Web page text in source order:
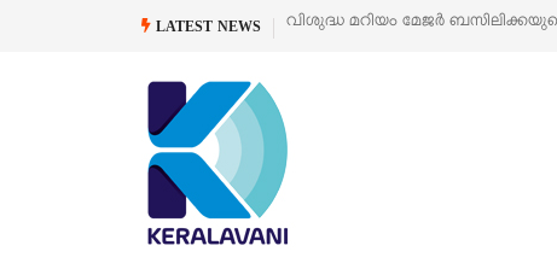
LATEST NEWS
ബസിലിക്കയുടെ സമർപ്പണ തിരുനാൾ ഓഗസ്റ്റ് 5 –‘പെറ്റൽസ്’ ലൈഫ്